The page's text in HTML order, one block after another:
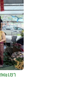
ะเยา